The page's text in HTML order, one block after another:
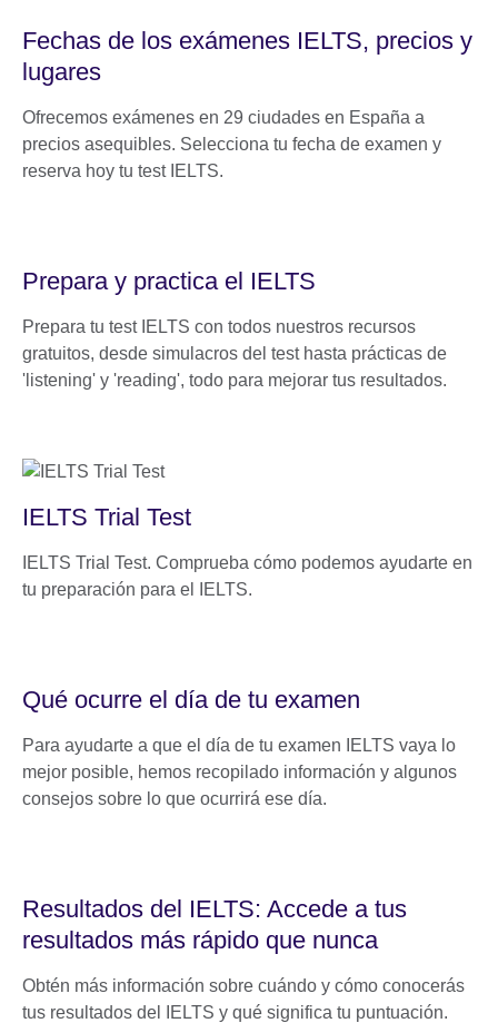
Fechas de los exámenes IELTS, precios y
lugares
Ofrecemos exámenes en 29 ciudades en España a
precios asequibles. Selecciona tu fecha de examen y
reserva hoy tu test IELTS.
Prepara y practica el IELTS
Prepara tu test IELTS con todos nuestros recursos
gratuitos, desde simulacros del test hasta prácticas de
'listening' y 'reading', todo para mejorar tus resultados.
IELTS Trial Test
IELTS Trial Test. Comprueba cómo podemos ayudarte en
tu preparación para el IELTS.
Qué ocurre el día de tu examen
Para ayudarte a que el día de tu examen IELTS vaya lo
mejor posible, hemos recopilado información y algunos
consejos sobre lo que ocurrirá ese día.
Resultados del IELTS: Accede a tus
resultados más rápido que nunca
Obtén más información sobre cuándo y cómo conocerás
tus resultados del IELTS y qué significa tu puntuación.